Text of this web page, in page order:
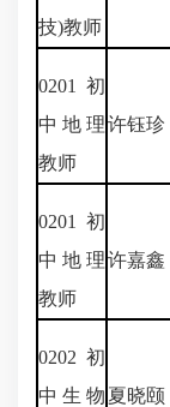
技)教师
0201
初
中地理
教师
许钰珍
0201
初
中地理
教师
许嘉鑫
0202 初
中生物 夏晓颐